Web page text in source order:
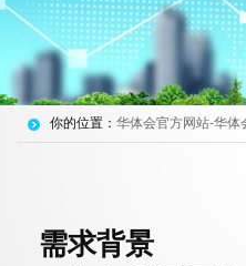
你的位置： 华体会官方网站-华
需求背景